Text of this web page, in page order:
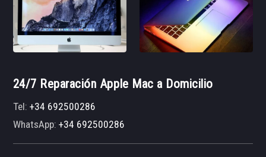
24/7 Reparación Apple Mac a Domicilio
Tel:+34 692500286
WhatsApp:+34 692500286